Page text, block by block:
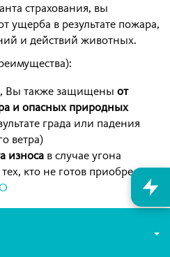
страхования, вы
ущерба в результате пожара,
и действий животных.
Вы также защищены от
и опасных природных
града или падения
ветра)
износа в случае угона
кто не готов приобрести